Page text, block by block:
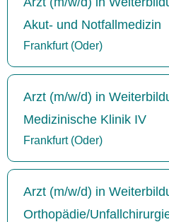
Akut- und Notfallmedizin
Frankfurt (Oder)
Arzt (m/w/d) in
Medizinische Klinik IV
Frankfurt (Oder)
Arzt (m/w/d) in
Orthopädie/